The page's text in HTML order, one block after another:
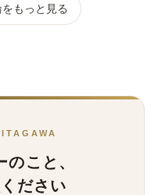
もっと見る
こと、
ださい